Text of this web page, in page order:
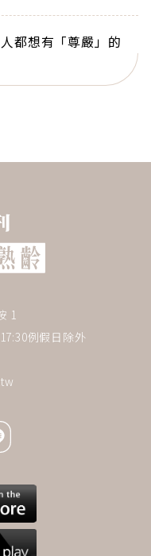
都想有「尊嚴」的
1
例假日除外
icon